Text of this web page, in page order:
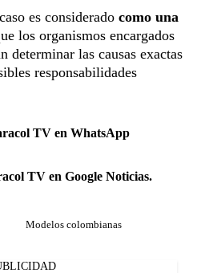
es considerado como una
los organismos encargados
determinar las causas exactas
responsabilidades
TV en WhatsApp
TV en Google Noticias.
Modelos colombianas